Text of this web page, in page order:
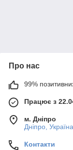
Про нас
99%
Працює з
м. Дніпро
Дніпро, Україна
Контакти